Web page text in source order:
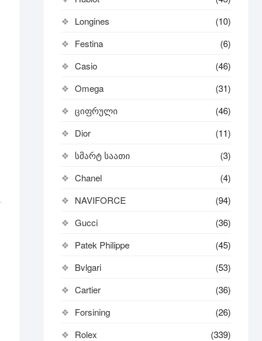
Longines
(10)
Festina
(6)
Casio
(46)
Omega
(31)
ციფრული
(46)
Dior
(11)
სმარტ საათი
(3)
Chanel
(4)
NAVIFORCE
(94)
Gucci
(36)
Patek Philippe
(45)
Bvlgari
(53)
Cartier
(36)
Forsining
(26)
Rolex
(339)